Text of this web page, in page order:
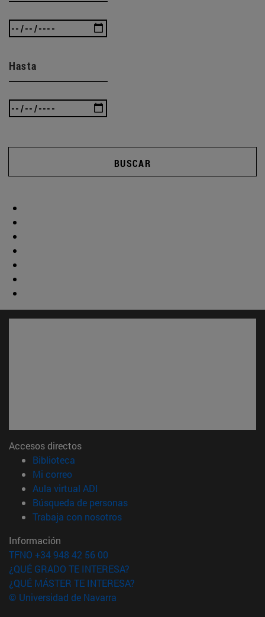
Hasta
BUSCAR
Accesos directos
Biblioteca
Mi correo(abre en nueva ventana)
Aula virtual ADI
Búsqueda de personas(abre en nueva ventana)
Trabaja con nosotros(abre en nueva ventana)
Información
TFNO +34 948 42 56 00
¿QUÉ GRADO TE INTERESA?
¿QUÉ MÁSTER TE INTERESA?
© Universidad de Navarra